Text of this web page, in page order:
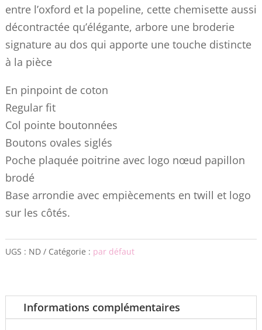
entre l’oxford et la popeline, cette chemisette aussi
décontractée qu’élégante, arbore une broderie
signature au dos qui apporte une touche distincte
à la pièce
En pinpoint de coton
Regular fit
Col pointe boutonnées
Boutons ovales siglés
Poche plaquée poitrine avec logo nœud papillon
brodé
Base arrondie avec empiècements en twill et logo
sur les côtés.
UGS : ND Catégorie : par défaut
Informations complémentaires